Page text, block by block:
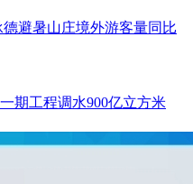
避暑山庄境外游客量同比
期工程调水900亿立方米